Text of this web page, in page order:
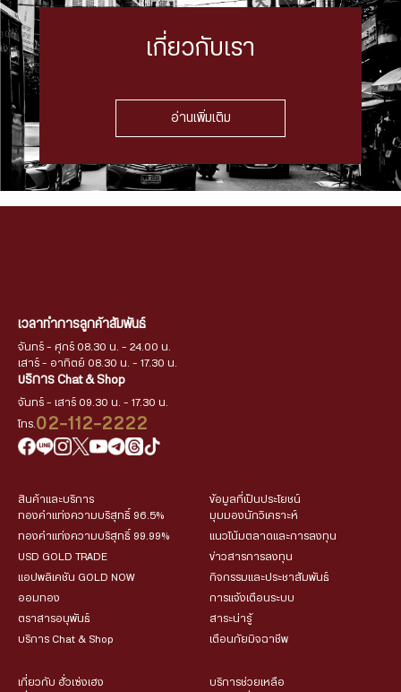
เกี่ยวกับเรา
อ่านเพิ่มเติม
เวลาทำการลูกค้าสัมพันธ์
จันทร์ - ศุกร์ 08.30 น. - 24.00 น.
เสาร์ - อาทิตย์ 08.30 น. - 17.30 น.
บริการ Chat & Shop
จันทร์ - เสาร์ 09.30 น. - 17.30 น.
โทร. 02-112-2222
สินค้าและบริการ
ทองคำแท่งความบริสุทธิ์ 96.5%
ทองคำแท่งความบริสุทธิ์ 99.99%
USD GOLD TRADE
แอปพลิเคชัน GOLD NOW
ออมทอง
ตราสารอนุพันธ์
บริการ Chat & Shop
ข้อมูลที่เป็นประโยชน์
มุมมองนักวิเคราะห์
แนวโน้มตลาดและการลงทุน
ข่าวสารการลงทุน
กิจกรรมและประชาสัมพันธ์
การแจ้งเตือนระบบ
สาระน่ารู้
เตือนภัยมิจฉาชีพ
เกี่ยวกับ ฮั่วเซ่งเฮง บริการช่วยเหลือ